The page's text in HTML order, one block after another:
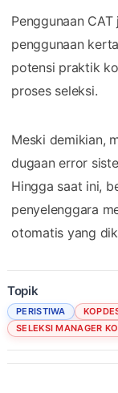
Penggunaan
penggunaan
potensi praktik
proses seleksi.
Meski demikian,
dugaan error
Hingga saat ini,
penyelenggara
otomatis yang
Topik
PERISTIWA
SELEKSI MANAGER